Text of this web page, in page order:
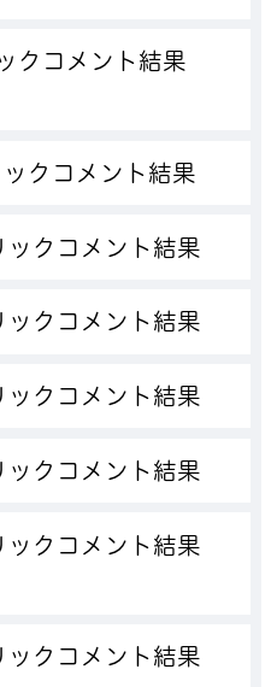
クコメント結果
クコメント結果
クコメント結果
クコメント結果
クコメント結果
クコメント結果
クコメント結果
クコメント結果